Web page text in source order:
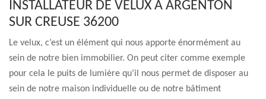
INSTALLATEUR DE VELUX À ARGENTON
SUR CREUSE 36200
Le velux, c’est un élément qui nous apporte énormément au
sein de notre bien immobilier. On peut citer comme exemple
pour cela le puits de lumière qu’il nous permet de disposer au
sein de notre maison individuelle ou de notre bâtiment